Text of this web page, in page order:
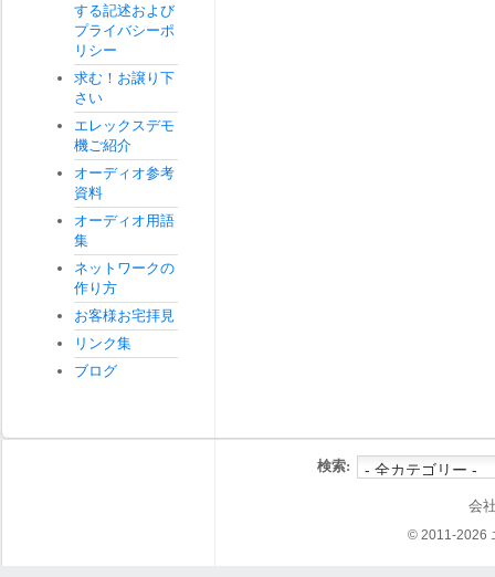
する記述および
プライバシーポ
リシー
求む！お譲り下
さい
エレックスデモ
機ご紹介
オーディオ参考
資料
オーディオ用語
集
ネットワークの
作り方
お客様お宅拝見
リンク集
ブログ
検索:
会
© 2011-2026